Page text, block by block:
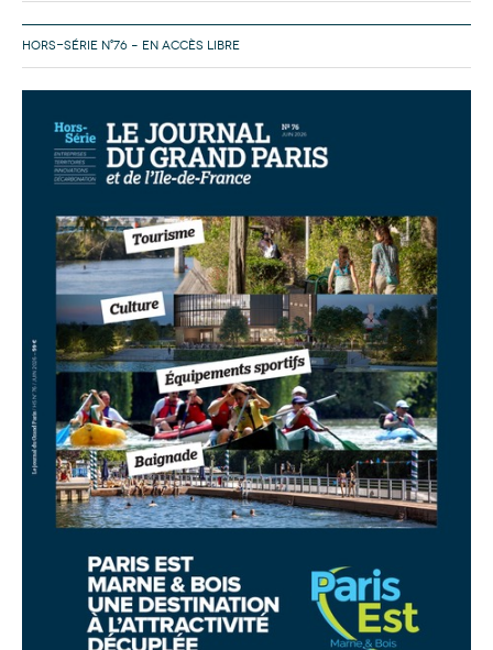
HORS-SÉRIE N°76 – EN ACCÈS LIBRE